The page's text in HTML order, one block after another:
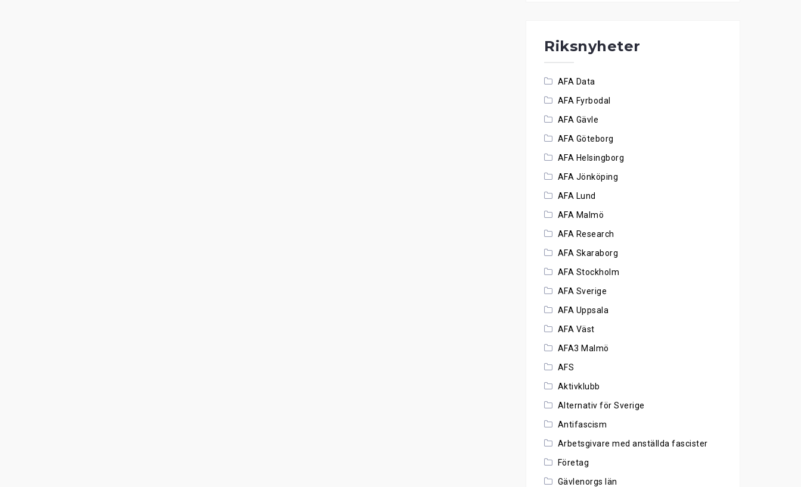
Riksnyheter
AFA Data
AFA Fyrbodal
AFA Gävle
AFA Göteborg
AFA Helsingborg
AFA Jönköping
AFA Lund
AFA Malmö
AFA Research
AFA Skaraborg
AFA Stockholm
AFA Sverige
AFA Uppsala
AFA Väst
AFA3 Malmö
AFS
Aktivklubb
Alternativ för Sverige
Antifascism
Arbetsgivare med anställda fascister
Företag
Gävlenorgs län